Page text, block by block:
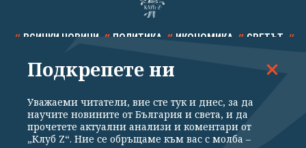
ВСИЧКИ НОВИНИ ПОЛИТИКА ИКОНОМИКА СВЕТЪТ
СПОРТ КУЛТУРА ТЕХНОЛОГИИ КАЛЕЙДОСКОП
Подкрепете ни
Уважаеми читатели, вие сте тук и днес, за да
научите новините от България и света, и да
прочетете актуални анализи и коментари от
„Клуб Z“. Ние се обръщаме към вас с молба –